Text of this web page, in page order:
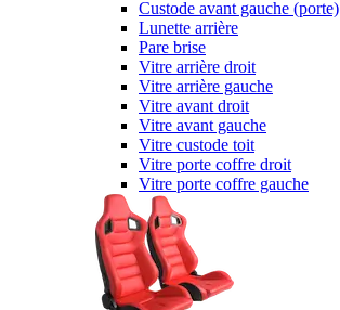
Custode avant gauche (porte)
Lunette arrière
Pare brise
Vitre arrière droit
Vitre arrière gauche
Vitre avant droit
Vitre avant gauche
Vitre custode toit
Vitre porte coffre droit
Vitre porte coffre gauche